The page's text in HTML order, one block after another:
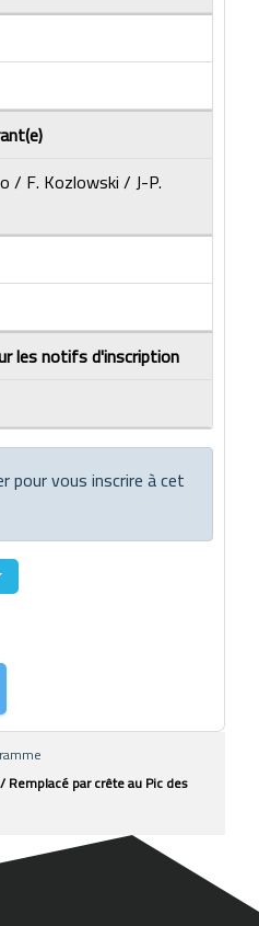
/ F. Kozlowski / J-P.
les notifs d'inscription
pour vous inscrire à cet
Remplacé par crête au Pic des